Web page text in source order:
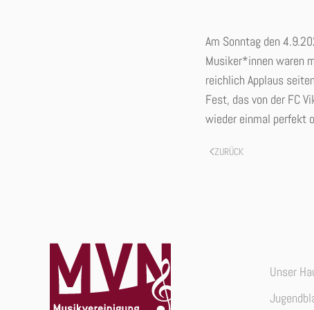
Am Sonntag den
Musiker*innen waren
reichlich Applaus
Fest, das von der FC
wieder einmal perfekt
ZURÜCK
Unser